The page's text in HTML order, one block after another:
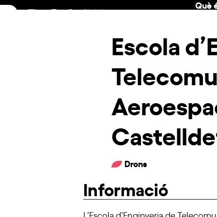
Skip
Què
Escola
Drons
Informació
L’Escola d’Enginyeria de